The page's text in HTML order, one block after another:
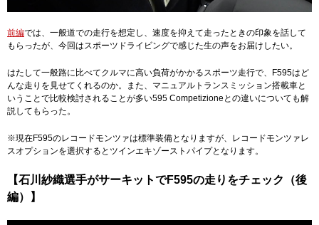
前編では、一般道での走行を想定し、速度を抑えて走ったときの印象を話して
もらったが、今回はスポーツドライビングで感じた生の声をお届けしたい。
はたして一般路に比べてクルマに高い負荷がかかるスポーツ走行で、F595はど
んな走りを見せてくれるのか。また、マニュアルトランスミッション搭載車と
いうことで比較検討されることが多い595 Competizioneとの違いについても解
説してもらった。
※現在F595のレコードモンツァは標準装備となりますが、レコードモンツァレ
スオプションを選択するとツインエキゾーストパイプとなります。
【石川紗織選手がサーキットでF595の走りをチェック（後
編）】